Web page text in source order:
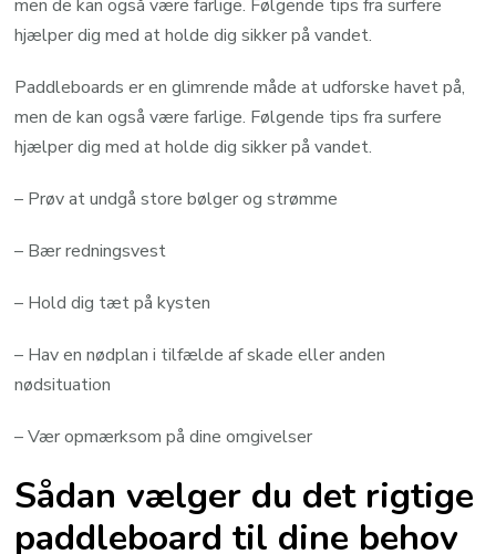
men de kan også være farlige. Følgende tips fra surfere
hjælper dig med at holde dig sikker på vandet.
Paddleboards er en glimrende måde at udforske havet på,
men de kan også være farlige. Følgende tips fra surfere
hjælper dig med at holde dig sikker på vandet.
– Prøv at undgå store bølger og strømme
– Bær redningsvest
– Hold dig tæt på kysten
– Hav en nødplan i tilfælde af skade eller anden
nødsituation
– Vær opmærksom på dine omgivelser
Sådan vælger du det rigtige
paddleboard til dine behov